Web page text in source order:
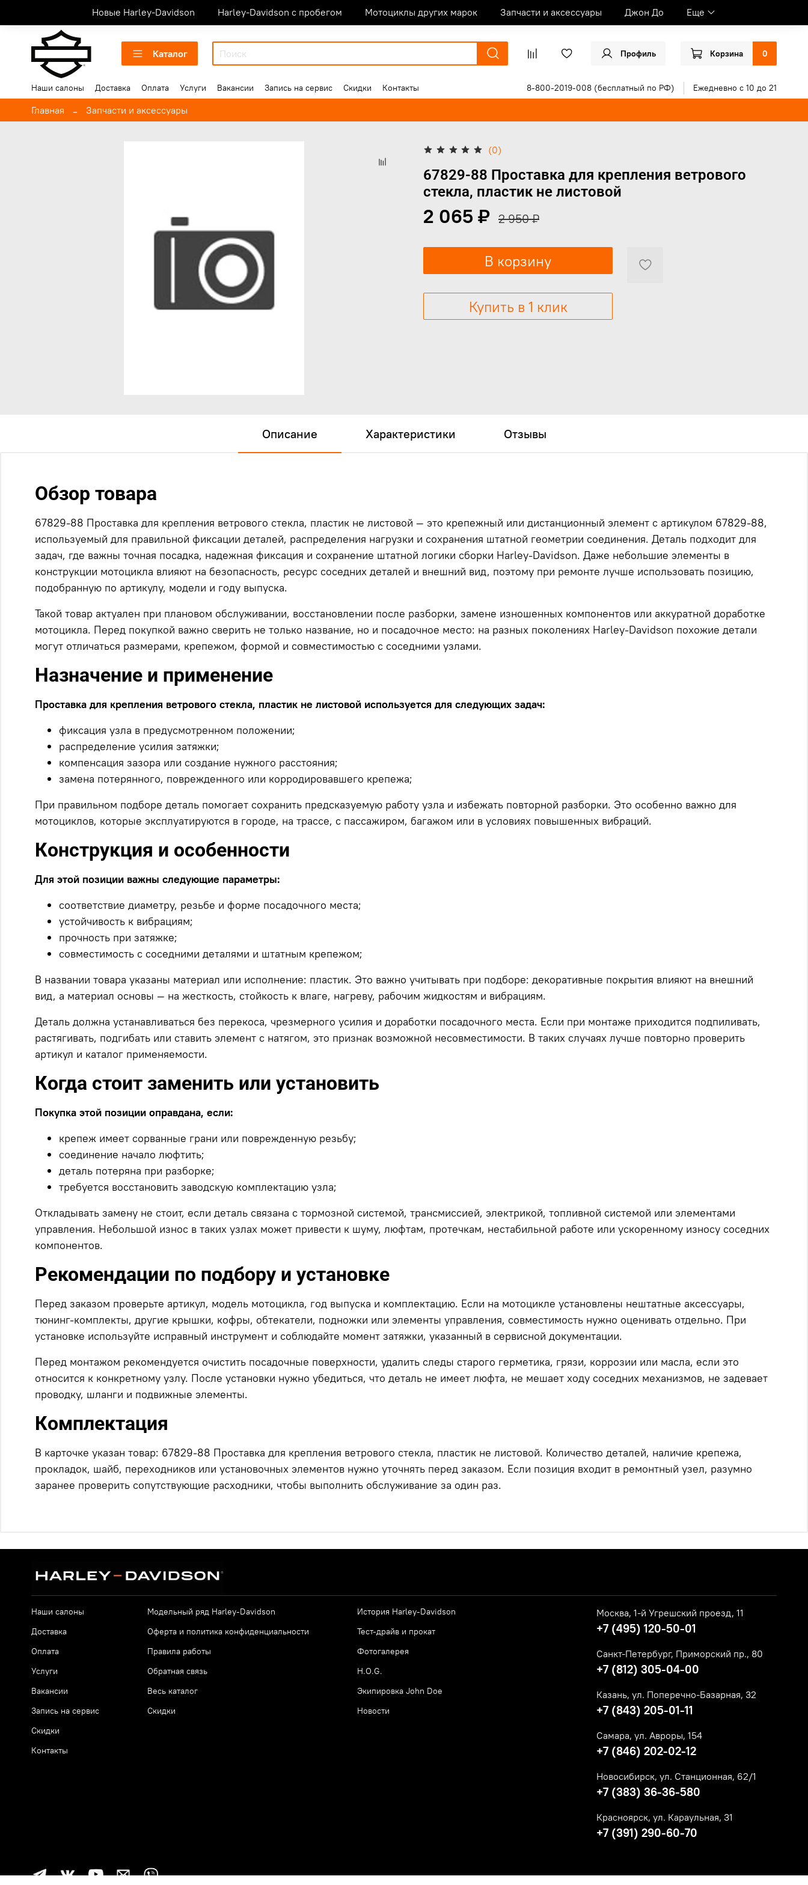
Новые Harley-Davidson Harley-Davidson с пробегом Мотоциклы других марок Запчасти и аксессуары Джон До Еще
Каталог Профиль Корзина 0
Наши салоны Доставка Оплата Услуги Вакансии Запись на сервис Скидки Контакты 8-800-2019-008 (бесплатный по РФ) Ежедневно с 10 до 21
Главная Запчасти и аксессуары
(0)
67829-88 Проставка для крепления ветрового
стекла, пластик не листовой
2 065 ₽ 2 950 ₽
В корзину
Купить в 1 клик
Описание Характеристики Отзывы
Обзор товара
67829-88 Проставка для крепления ветрового стекла, пластик не листовой — это крепежный или дистанционный элемент с артикулом 67829-88,
используемый для правильной фиксации деталей, распределения нагрузки и сохранения штатной геометрии соединения. Деталь подходит для
задач, где важны точная посадка, надежная фиксация и сохранение штатной логики сборки Harley-Davidson. Даже небольшие элементы в
конструкции мотоцикла влияют на безопасность, ресурс соседних деталей и внешний вид, поэтому при ремонте лучше использовать позицию,
подобранную по артикулу, модели и году выпуска.
Такой товар актуален при плановом обслуживании, восстановлении после разборки, замене изношенных компонентов или аккуратной доработке
мотоцикла. Перед покупкой важно сверить не только название, но и посадочное место: на разных поколениях Harley-Davidson похожие детали
могут отличаться размерами, крепежом, формой и совместимостью с соседними узлами.
Назначение и применение
Проставка для крепления ветрового стекла, пластик не листовой используется для следующих задач:
фиксация узла в предусмотренном положении;
распределение усилия затяжки;
компенсация зазора или создание нужного расстояния;
замена потерянного, поврежденного или корродировавшего крепежа;
При правильном подборе деталь помогает сохранить предсказуемую работу узла и избежать повторной разборки. Это особенно важно для
мотоциклов, которые эксплуатируются в городе, на трассе, с пассажиром, багажом или в условиях повышенных вибраций.
Конструкция и особенности
Для этой позиции важны следующие параметры:
соответствие диаметру, резьбе и форме посадочного места;
устойчивость к вибрациям;
прочность при затяжке;
совместимость с соседними деталями и штатным крепежом;
В названии товара указаны материал или исполнение: пластик. Это важно учитывать при подборе: декоративные покрытия влияют на внешний
вид, а материал основы — на жесткость, стойкость к влаге, нагреву, рабочим жидкостям и вибрациям.
Деталь должна устанавливаться без перекоса, чрезмерного усилия и доработки посадочного места. Если при монтаже приходится подпиливать,
растягивать, подгибать или ставить элемент с натягом, это признак возможной несовместимости. В таких случаях лучше повторно проверить
артикул и каталог применяемости.
Когда стоит заменить или установить
Покупка этой позиции оправдана, если:
крепеж имеет сорванные грани или поврежденную резьбу;
соединение начало люфтить;
деталь потеряна при разборке;
требуется восстановить заводскую комплектацию узла;
Откладывать замену не стоит, если деталь связана с тормозной системой, трансмиссией, электрикой, топливной системой или элементами
управления. Небольшой износ в таких узлах может привести к шуму, люфтам, протечкам, нестабильной работе или ускоренному износу соседних
компонентов.
Рекомендации по подбору и установке
Перед заказом проверьте артикул, модель мотоцикла, год выпуска и комплектацию. Если на мотоцикле установлены нештатные аксессуары,
тюнинг-комплекты, другие крышки, кофры, обтекатели, подножки или элементы управления, совместимость нужно оценивать отдельно. При
установке используйте исправный инструмент и соблюдайте момент затяжки, указанный в сервисной документации.
Перед монтажом рекомендуется очистить посадочные поверхности, удалить следы старого герметика, грязи, коррозии или масла, если это
относится к конкретному узлу. После установки нужно убедиться, что деталь не имеет люфта, не мешает ходу соседних механизмов, не задевает
проводку, шланги и подвижные элементы.
Комплектация
В карточке указан товар: 67829-88 Проставка для крепления ветрового стекла, пластик не листовой. Количество деталей, наличие крепежа,
прокладок, шайб, переходников или установочных элементов нужно уточнять перед заказом. Если позиция входит в ремонтный узел, разумно
заранее проверить сопутствующие расходники, чтобы выполнить обслуживание за один раз.
Наши салоны
Доставка
Оплата
Услуги
Вакансии
Запись на сервис
Скидки
Контакты
Модельный ряд Harley-Davidson
Оферта и политика конфиденциальности
Правила работы
Обратная связь
Весь каталог
Скидки
История Harley-Davidson
Тест-драйв и прокат
Фотогалерея
H.O.G.
Экипировка John Doe
Новости
Москва, 1-й Угрешский проезд, 11
+7 (495) 120-50-01
Санкт-Петербург, Приморский пр., 80
+7 (812) 305-04-00
Казань, ул. Поперечно-Базарная, 32
+7 (843) 205-01-11
Самара, ул. Авроры, 154
+7 (846) 202-02-12
Новосибирск, ул. Станционная, 62/1
+7 (383) 36-36-580
Красноярск, ул. Караульная, 31
+7 (391) 290-60-70